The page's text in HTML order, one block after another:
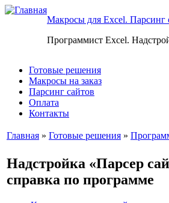
Макросы для Excel. Парсинг
Программист Excel.
Готовые решения
Макросы на заказ
Парсинг сайтов
Оплата
Контакты
Главная » Готовые решения »
Надстройка «Парсер
справка по программе